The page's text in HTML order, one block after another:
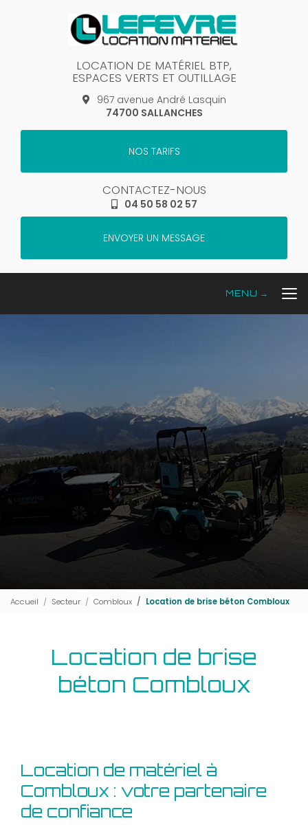
LOCATION DE MATÉRIEL BTP,
ESPACES VERTS ET OUTILLAGE
967 avenue André Lasquin
74700 SALLANCHES
NOS TARIFS
CONTACTEZ-NOUS
04 50 58 02 57
ENVOYER UN MESSAGE
Accueil Secteur Combloux Location de brise béton Combloux
Location de brise
béton Combloux
Location de matériel à
Combloux : votre partenaire
de confiance